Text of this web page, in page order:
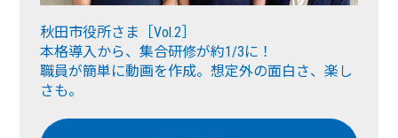
秋田市役所さま［Vol.2］
本格導入から、集合研修が約1/3に！
職員が簡単に動画を作成。想定外の面白さ、楽し
さも。